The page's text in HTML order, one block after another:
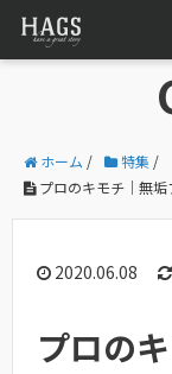
ホーム / 特集 /
プロのキモチ｜無垢
2020.06.08
プロの